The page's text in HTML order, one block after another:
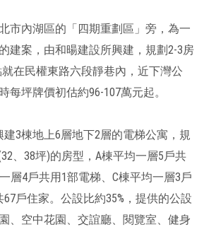
市內湖區的「四期重劃區」旁，為一
建案，由和暘建設所興建，規劃2-3房
在民權東路六段靜巷內，近下灣公
每坪牌價初估約96-107萬元起。
建3棟地上6層地下2層的電梯公寓，規
、38坪)的房型，A棟平均一層5戶共
層4戶共用1部電梯、C棟平均一層3戶
戶住家。公設比約35%，提供的公設
、空中花園、交誼廳、閱覽室、健身